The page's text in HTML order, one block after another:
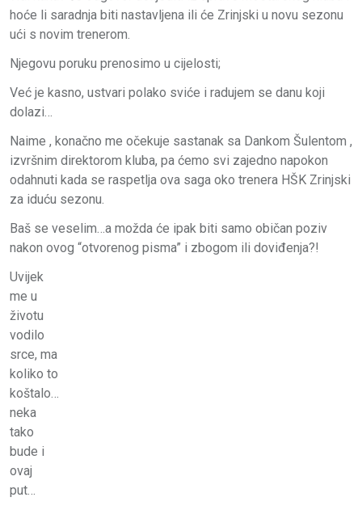
hoće li saradnja biti nastavljena ili će Zrinjski u novu sezonu
ući s novim trenerom.
Njegovu poruku prenosimo u cijelosti;
Već je kasno, ustvari polako sviće i radujem se danu koji
dolazi…
Naime , konačno me očekuje sastanak sa Dankom Šulentom ,
izvršnim direktorom kluba, pa ćemo svi zajedno napokon
odahnuti kada se raspetlja ova saga oko trenera HŠK Zrinjski
za iduću sezonu.
Baš se veselim…a možda će ipak biti samo običan poziv
nakon ovog “otvorenog pisma” i zbogom ili doviđenja?!
Uvijek
me u
životu
vodilo
srce, ma
koliko to
koštalo…
neka
tako
bude i
ovaj
put…